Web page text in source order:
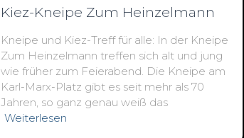
Kiez-Kneipe Zum Heinzelmann
Kneipe und Kiez-Treff für alle: In der Kneipe
Zum Heinzelmann treffen sich alt und jung
wie früher zum Feierabend. Die Kneipe am
Karl-Marx-Platz gibt es seit mehr als 70
Jahren, so ganz genau weiß das
Weiterlesen